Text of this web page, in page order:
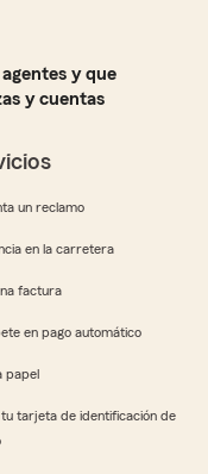
y que
y cuentas
un reclamo
en la carretera
factura
en pago automático
papel
tarjeta de identificación de